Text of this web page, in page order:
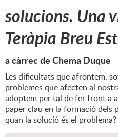
solucions. Una
Teràpia Breu
a càrrec de Chema Duque
Les dificultats que afrontem,
problemes que afecten al
adoptem per tal de fer front a
paper clau en la formació dels
quan la solució és el problema?